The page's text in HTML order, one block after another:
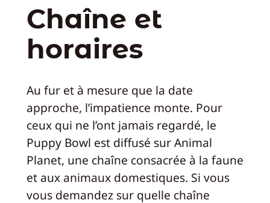
Chaîne et
horaires
Au fur et à mesure que la date
approche, l’impatience monte. Pour
ceux qui ne l’ont jamais regardé, le
Puppy Bowl est diffusé sur Animal
Planet, une chaîne consacrée à la faune
et aux animaux domestiques. Si vous
vous demandez sur quelle chaîne